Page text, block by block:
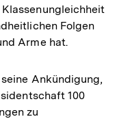
Folgen
Arme hat.
Ankündigung,
100
zu